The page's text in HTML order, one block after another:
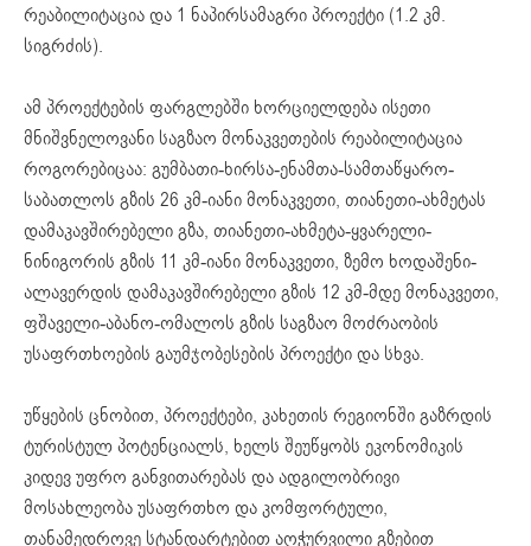
რეაბილიტაცია და 1 ნაპირსამაგრი პროექტი (1.2 კმ.
სიგრძის).
ამ პროექტების ფარგლებში ხორციელდება ისეთი
მნიშვნელოვანი საგზაო მონაკვეთების რეაბილიტაცია
როგორებიცაა: გუმბათი-ხირსა-ენამთა-სამთაწყარო-
საბათლოს გზის 26 კმ-იანი მონაკვეთი, თიანეთი-ახმეტას
დამაკავშირებელი გზა, თიანეთი-ახმეტა-ყვარელი-
ნინიგორის გზის 11 კმ-იანი მონაკვეთი, ზემო ხოდაშენი-
ალავერდის დამაკავშირებელი გზის 12 კმ-მდე მონაკვეთი,
ფშაველი-აბანო-ომალოს გზის საგზაო მოძრაობის
უსაფრთხოების გაუმჯობესების პროექტი და სხვა.
უწყების ცნობით, პროექტები, კახეთის რეგიონში გაზრდის
ტურისტულ პოტენციალს, ხელს შეუწყობს ეკონომიკის
კიდევ უფრო განვითარებას და ადგილობრივი
მოსახლეობა უსაფრთხო და კომფორტული,
თანამედროვე სტანდარტებით აღჭურვილი გზებით